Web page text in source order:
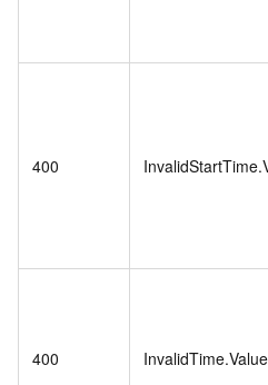
400
400